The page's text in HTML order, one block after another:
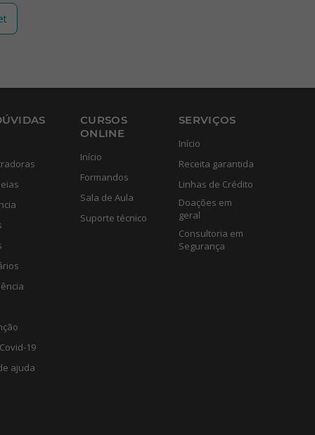
19
ajuda
CURSOS
ONLINE
Início
Formandos
Sala de Aula
Suporte técnico
SERVIÇOS
Início
Receita garantida
Linhas de Crédito
Doações em
geral
Consultoria em
Segurança